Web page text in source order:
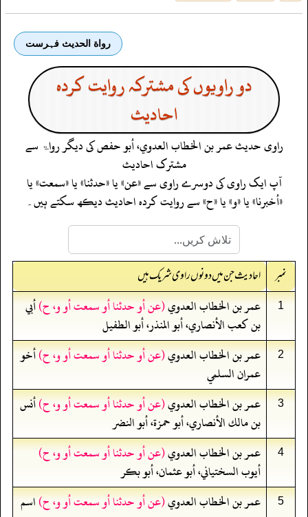
رواة الحديث فہرست
دو راویوں کی مشترکہ روایت کردہ
احادیث
راوی حدیثعمر بن الخطاب العدوي، أبو حفصکی دیگر رواۃ سے
مشترک احادیث
آپ ایک راوی کی دوسرے راوی سے «عن» یا «حدثنا» یا «سمعت» یا
«أخبرنا» یا «و» یا «ح» سے روایت کردہ احادیث دیکھ سکتے ہیں۔
نمبر احادیث جن میں دونوں راوی شریک ہیں
1 عمر بن الخطاب العدوي(عن أو حدثنا أو سمعت أو و، ح)أبي
بن كعب الأنصاري، أبو المنذر، أبو الطفيل
2 عمر بن الخطاب العدوي(عن أو حدثنا أو سمعت أو و، ح)أخو
عمران السلمي
3 عمر بن الخطاب العدوي(عن أو حدثنا أو سمعت أو و، ح)أنس
بن مالك الأنصاري، أبو حمزة، أبو النضر
4 عمر بن الخطاب العدوي(عن أو حدثنا أو سمعت أو و، ح)
أيوب السختياني، أبو عثمان، أبو بكر
5 عمر بن الخطاب العدوي(عن أو حدثنا أو سمعت أو و، ح)اسم